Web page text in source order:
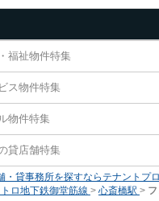
福祉物件特集
ス物件特集
物件特集
貸店舗特集
・貸事務所を探すならテナントプロ
ロ地下鉄御堂筋線 > 心斎橋駅 >